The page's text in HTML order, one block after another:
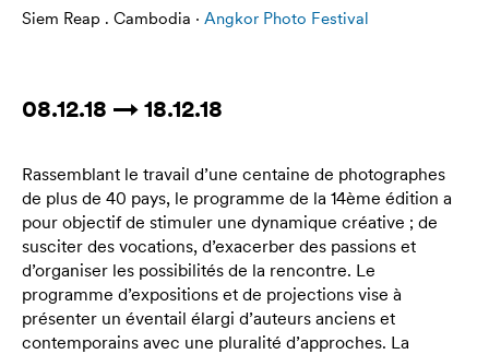
Siem Reap . Cambodia · Angkor Photo Festival
08.12.18 → 18.12.18
Rassemblant le travail d’une centaine de photographes
de plus de 40 pays, le programme de la 14ème édition a
pour objectif de stimuler une dynamique créative ; de
susciter des vocations, d’exacerber des passions et
d’organiser les possibilités de la rencontre. Le
programme d’expositions et de projections vise à
présenter un éventail élargi d’auteurs anciens et
contemporains avec une pluralité d’approches. La